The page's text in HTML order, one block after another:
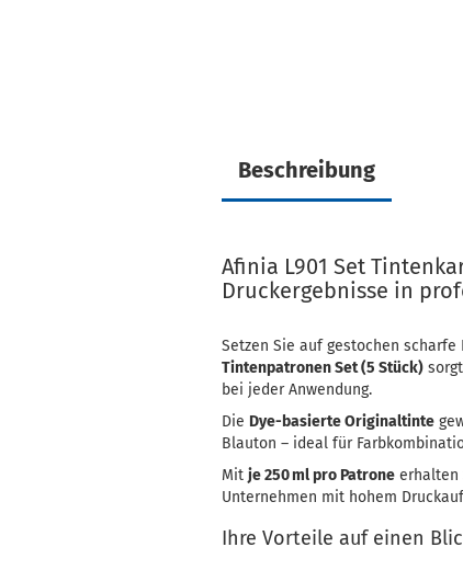
Beschreibung
Afinia L901 Set
Druckergebnisse in
Setzen Sie auf gestochen
Tintenpatronen Set (5 Stück)
bei jeder Anwendung.
Die Dye-basierte Originaltinte
Blauton – ideal für
Mit je 250 ml pro Patrone erhalten
Unternehmen mit hohem
Ihre Vorteile auf einen